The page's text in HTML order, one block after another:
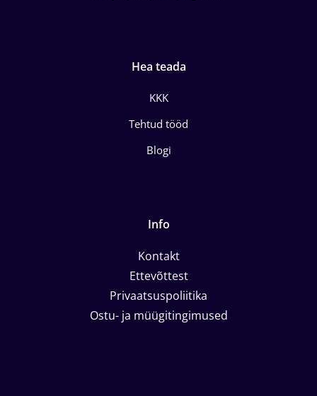
Hea teada
KKK
Tehtud tööd
Blogi
Info
Kontakt
Ettevõttest
Privaatsuspoliitika
Ostu- ja müügitingimused